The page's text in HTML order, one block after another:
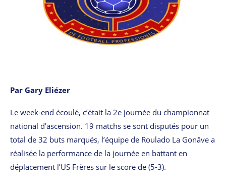
Par Gary Eliézer
Le week-end écoulé, c’était la 2e journée du championnat
national d’ascension. 19 matchs se sont disputés pour un
total de 32 buts marqués, l’équipe de Roulado La Gonâve a
réalisée la performance de la journée en battant en
déplacement l’US Frères sur le score de (5-3).